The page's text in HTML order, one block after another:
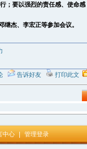
；要以强烈的责任感、使命
杰、李宏正等参加会议。
告诉好友 打印此文
中心 管理登录